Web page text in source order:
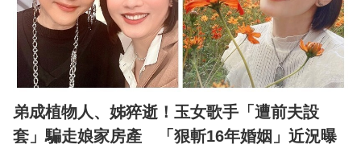
弟成植物人、姊猝逝！玉女歌手「遭前夫設
套」騙走娘家房產 「狠斬16年婚姻」近況曝